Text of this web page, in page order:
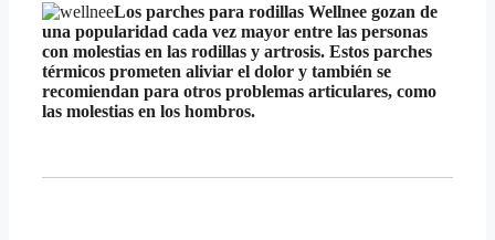
Los parches para rodillas Wellnee gozan de
una popularidad cada vez mayor entre las personas
con molestias en las rodillas y artrosis. Estos parches
térmicos prometen aliviar el dolor y también se
recomiendan para otros problemas articulares, como
las molestias en los hombros.